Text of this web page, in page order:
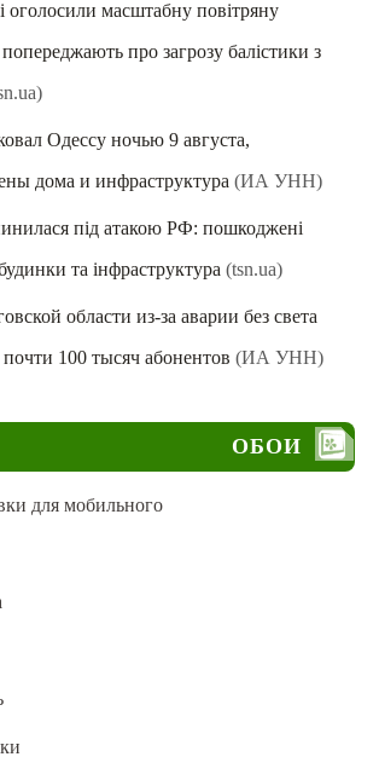
оголосили масштабну повітряну
про загрозу балістики з
Одессу ночью 9 августа,
дома и инфраструктура (ИА УНН)
під атакою РФ: пошкоджені
та інфраструктура (tsn.ua)
области из-за аварии без света
почти 100 тысяч абонентов (ИА УНН)
ОБОИ
для мобильного